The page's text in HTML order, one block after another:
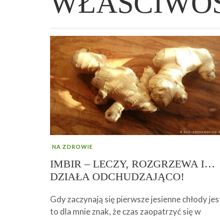
WIELKANOCNA BABKA DROŻDŻOWA –
„TRZYGODZINNA”
„PRZEMIANA” PODRÓŻ DO SIŁY I
WOLNOŚCI :)
GENIALNY ZAKWAS Z BURAKÓW
ROBOTY – WZMACNIA KREW I
AFIRMACJE – TWORZENIE DOBREGO
ŻYCIA!
NA ZDROWIE
IMBIR – LECZY, ROZGRZEWA I…
DZIAŁA ODCHUDZAJĄCO!
Gdy zaczynają się pierwsze jesienne chłody
to dla mnie znak, że czas zaopatrzyć się w